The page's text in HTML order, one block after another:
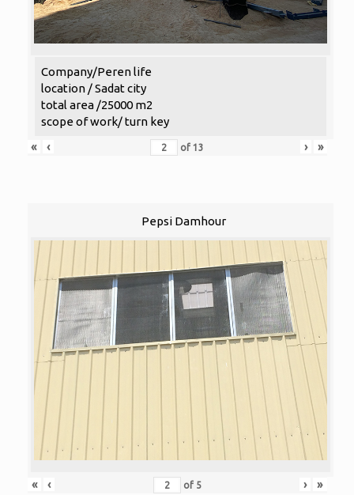
Company/Peren life
location / Sadat city
total area /25000 m2
scope of work/ turn key
«
‹ of 13 › »
Pepsi Damhour
« ‹ of 5 › »